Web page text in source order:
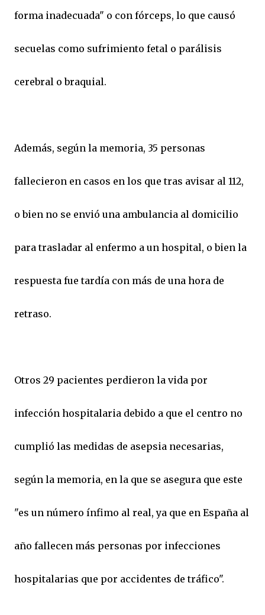
forma inadecuada" o con fórceps, lo que causó
secuelas como sufrimiento fetal o parálisis
cerebral o braquial.
Además, según la memoria, 35 personas
fallecieron en casos en los que tras avisar al 112,
o bien no se envió una ambulancia al domicilio
para trasladar al enfermo a un hospital, o bien la
respuesta fue tardía con más de una hora de
retraso.
Otros 29 pacientes perdieron la vida por
infección hospitalaria debido a que el centro no
cumplió las medidas de asepsia necesarias,
según la memoria, en la que se asegura que este
"es un número ínfimo al real, ya que en España al
año fallecen más personas por infecciones
hospitalarias que por accidentes de tráfico".